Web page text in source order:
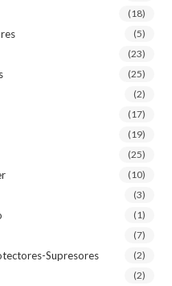
(18)
(5)
(23)
(25)
(2)
(17)
(19)
(25)
(10)
(3)
(1)
(7)
Supresores (2)
(2)